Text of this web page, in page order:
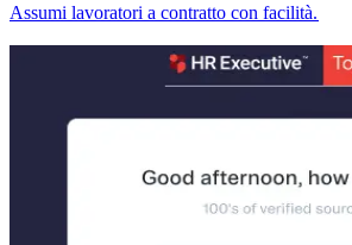
Assumi lavoratori a contratto con facilità.​​